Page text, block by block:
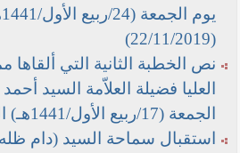
(22/11/2019)
نص الخطبة الثانية التي ألقاها
العليا فضيلة العلاّمة السيد
الجمعة (17/ربيع الأول/1441هـ) الموافق (15/11/2019)
استقبال سماحة السيد (دام